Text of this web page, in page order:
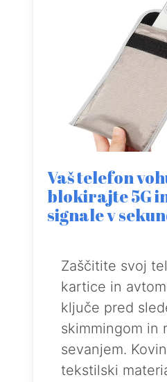
Vaš telefon
blokirajte 5G
signale v
Zaščitite svoj
kartice in
ključe pred
skimmingom in
sevanjem.
tekstilski